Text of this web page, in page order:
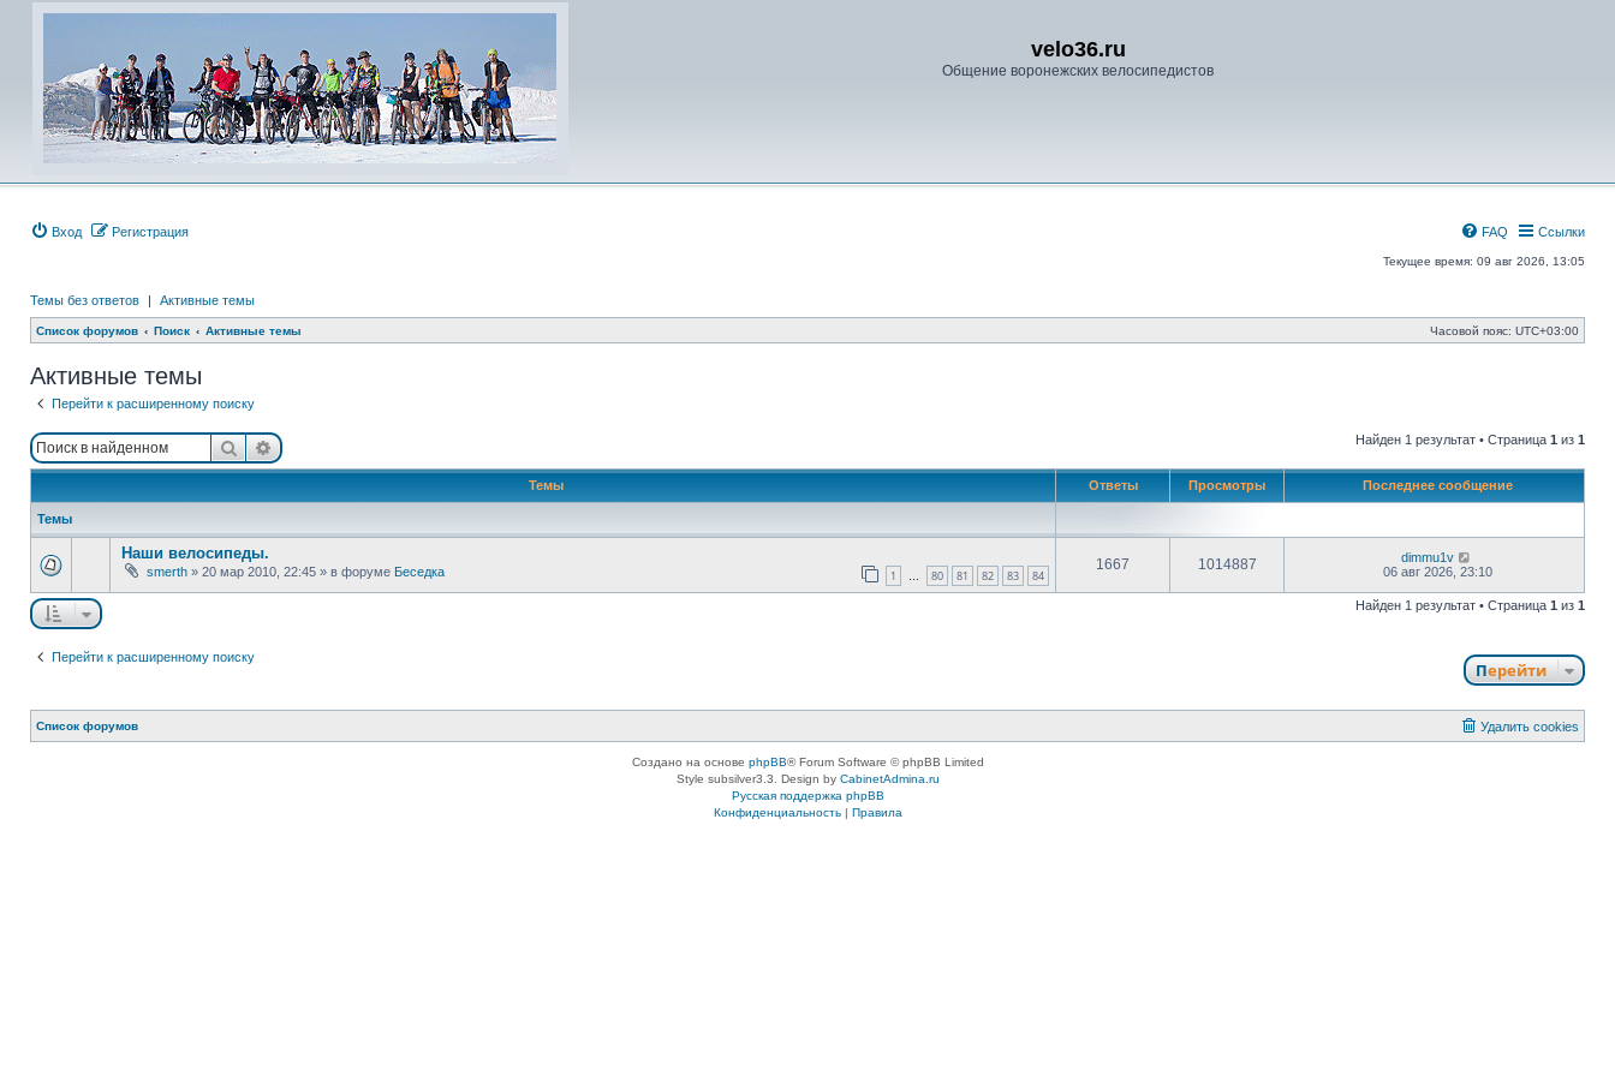
velo36.ru
Общение воронежских велосипедистов
Вход Регистрация Ссылки
FAQ
Текущее время: 09 авг 2026, 13:05
Темы без ответов | Активные темы
Список форумов Поиск Активные темы Часовой пояс: UTC+03:00
Активные темы
Перейти к расширенному поиску
ПоискРасширенный поиск Найден 1 результат • Страница 1 из 1
Темы Ответы Просмотры Последнее сообщение
Темы
Наши велосипеды.
smerth » 20 мар 2010, 22:45 » в форуме Беседка 1 80 81 82 83 84
1667 1014887
dimmu1v
06 авг 2026, 23:10
Найден 1 результат • Страница 1 из 1
Перейти к расширенному поиску
Перейти
Список форумов Удалить cookies
Создано на основе phpBB® Forum Software © phpBB Limited
Style subsilver3.3. Design by CabinetAdmina.ru
Русская поддержка phpBB
Конфиденциальность| Правила